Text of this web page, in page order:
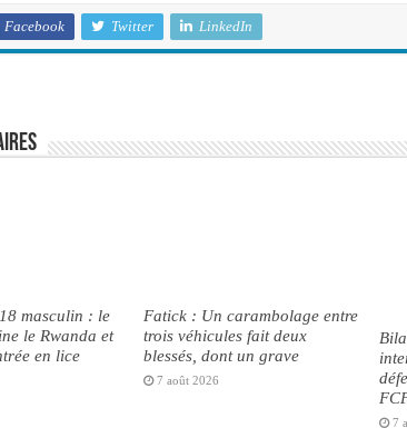
Facebook Twitter LinkedIn
masculin : le
le Rwanda et
en lice
Fatick : Un carambolage entre
trois véhicules fait deux
blessés, dont un grave
7 août 2026
7